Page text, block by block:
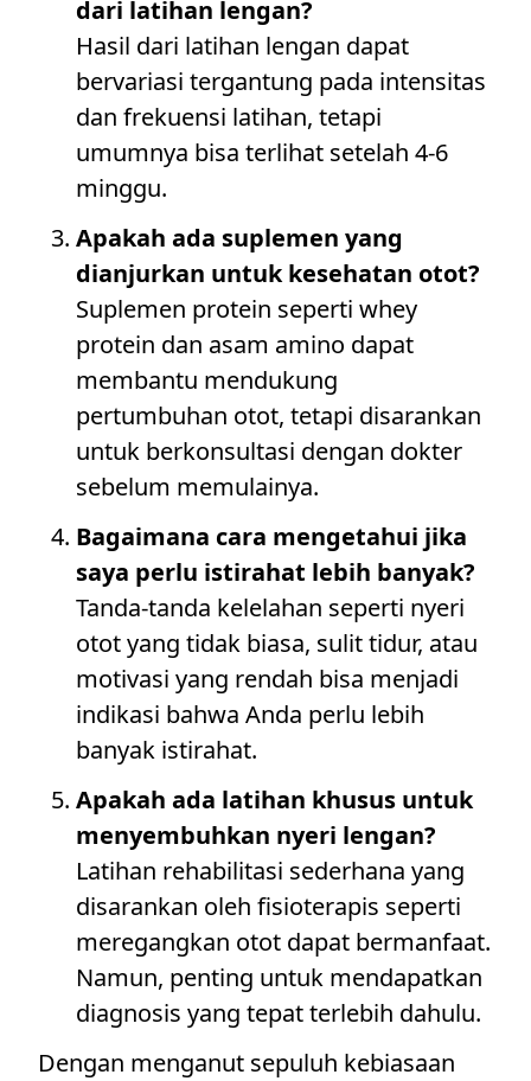
dari latihan lengan?
Hasil dari latihan lengan dapat
bervariasi tergantung pada intensitas
dan frekuensi latihan, tetapi
umumnya bisa terlihat setelah 4-6
minggu.
Apakah ada suplemen yang
dianjurkan untuk kesehatan otot?
Suplemen protein seperti whey
protein dan asam amino dapat
membantu mendukung
pertumbuhan otot, tetapi disarankan
untuk berkonsultasi dengan dokter
sebelum memulainya.
Bagaimana cara mengetahui jika
saya perlu istirahat lebih banyak?
Tanda-tanda kelelahan seperti nyeri
otot yang tidak biasa, sulit tidur, atau
motivasi yang rendah bisa menjadi
indikasi bahwa Anda perlu lebih
banyak istirahat.
Apakah ada latihan khusus untuk
menyembuhkan nyeri lengan?
Latihan rehabilitasi sederhana yang
disarankan oleh fisioterapis seperti
meregangkan otot dapat bermanfaat.
Namun, penting untuk mendapatkan
diagnosis yang tepat terlebih dahulu.
Dengan menganut sepuluh kebiasaan